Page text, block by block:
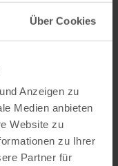
Über Cookies
Anzeigen zu
Medien anbieten
Website zu
zu Ihrer
Partner für